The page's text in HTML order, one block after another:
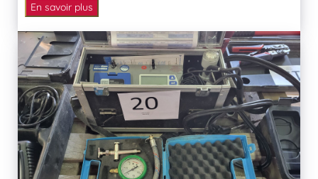
En savoir plus